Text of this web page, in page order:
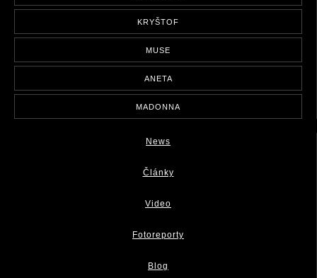
KRYŠTOF
MUSE
ANETA
MADONNA
News
Články
Video
Fotoreporty
Blog